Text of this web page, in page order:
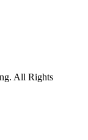
All Rights